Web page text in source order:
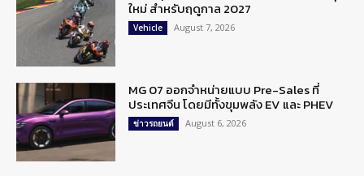
ใหม่ สำหรับฤดูกาล 2027
Vehicle August 7, 2026
MG 07 ออกจำหน่ายแบบ Pre-Sales ที่
ประเทศจีน โดยมีทั้งขุมพลัง EV และ PHEV
ข่าวรถยนต์ August 6, 2026